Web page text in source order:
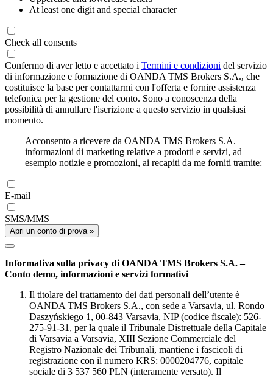
At least one digit and special character
Check all consents
Confermo di aver letto e accettato i Termini e condizioni del servizio
di informazione e formazione di OANDA TMS Brokers S.A., che
costituisce la base per contattarmi con l'offerta e fornire assistenza
telefonica per la gestione del conto. Sono a conoscenza della
possibilità di annullare l'iscrizione a questo servizio in qualsiasi
momento.
Acconsento a ricevere da OANDA TMS Brokers S.A.
informazioni di marketing relative a prodotti e servizi, ad
esempio notizie e promozioni, ai recapiti da me forniti tramite:
E-mail
SMS/MMS
Apri un conto di prova »
Informativa sulla privacy di OANDA TMS Brokers S.A. –
Conto demo, informazioni e servizi formativi
Il titolare del trattamento dei dati personali dell’utente è
OANDA TMS Brokers S.A., con sede a Varsavia, ul. Rondo
Daszyńskiego 1, 00-843 Varsavia, NIP (codice fiscale): 526-
275-91-31, per la quale il Tribunale Distrettuale della Capitale
di Varsavia a Varsavia, XIII Sezione Commerciale del
Registro Nazionale dei Tribunali, mantiene i fascicoli di
registrazione con il numero KRS: 0000204776, capitale
sociale di 3 537 560 PLN (interamente versato). Il